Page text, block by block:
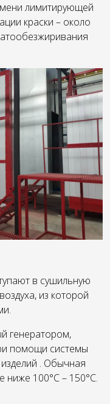
лимитирующей
краски – около
в сушильную
из которой
генератором,
помощи системы
. Обычная
ниже 100°С – 150°С.